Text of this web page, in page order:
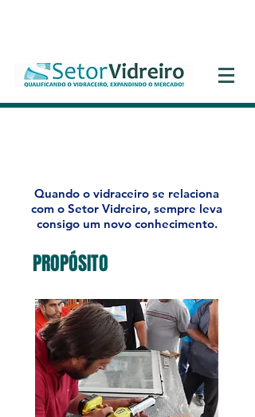
Quando o vidraceiro se relaciona
com o Setor Vidreiro, sempre leva
consigo um novo conhecimento.
PROPÓSITO